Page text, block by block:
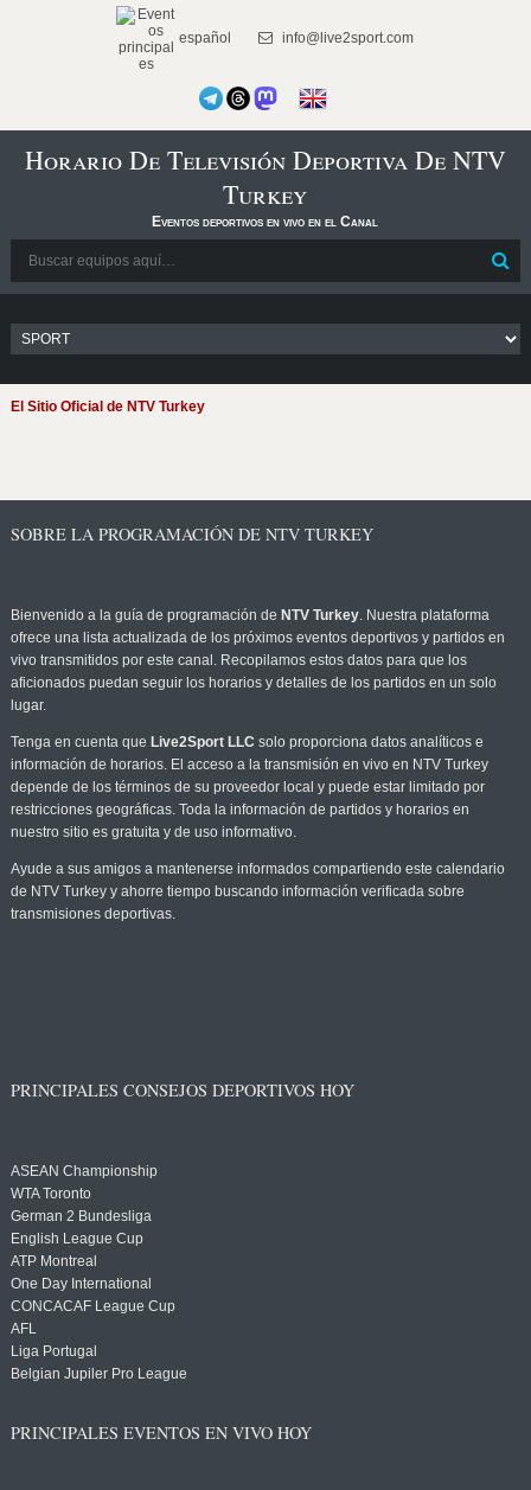
español info@live2sport.com
Horario De Televisión Deportiva De NTV
Turkey
Eventos deportivos en vivo en el Canal
El Sitio Oficial de NTV Turkey
SOBRE LA PROGRAMACIÓN DE NTV TURKEY
Bienvenido a la guía de programación de NTV Turkey. Nuestra plataforma
ofrece una lista actualizada de los próximos eventos deportivos y partidos en
vivo transmitidos por este canal. Recopilamos estos datos para que los
aficionados puedan seguir los horarios y detalles de los partidos en un solo
lugar.
Tenga en cuenta que Live2Sport LLC solo proporciona datos analíticos e
información de horarios. El acceso a la transmisión en vivo en NTV Turkey
depende de los términos de su proveedor local y puede estar limitado por
restricciones geográficas. Toda la información de partidos y horarios en
nuestro sitio es gratuita y de uso informativo.
Ayude a sus amigos a mantenerse informados compartiendo este calendario
de NTV Turkey y ahorre tiempo buscando información verificada sobre
transmisiones deportivas.
PRINCIPALES CONSEJOS DEPORTIVOS HOY
ASEAN Championship
WTA Toronto
German 2 Bundesliga
English League Cup
ATP Montreal
One Day International
CONCACAF League Cup
AFL
Liga Portugal
Belgian Jupiler Pro League
PRINCIPALES EVENTOS EN VIVO HOY